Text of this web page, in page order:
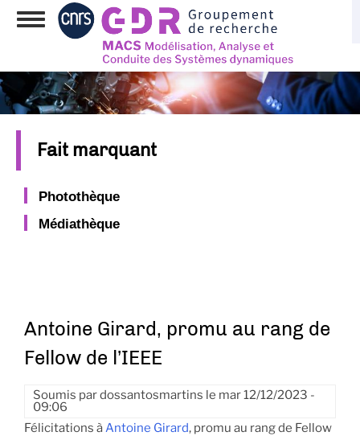
Aller
principal
Toggle
navigation
Fait marquant
Photothèque
Médiathèque
Antoine Girard, promu au rang de
Fellow de l’IEEE
Soumis pardossantosmartins le mar 12/12/2023 -
09:06
Félicitations àAntoine Girard, promu au rang de Fellow